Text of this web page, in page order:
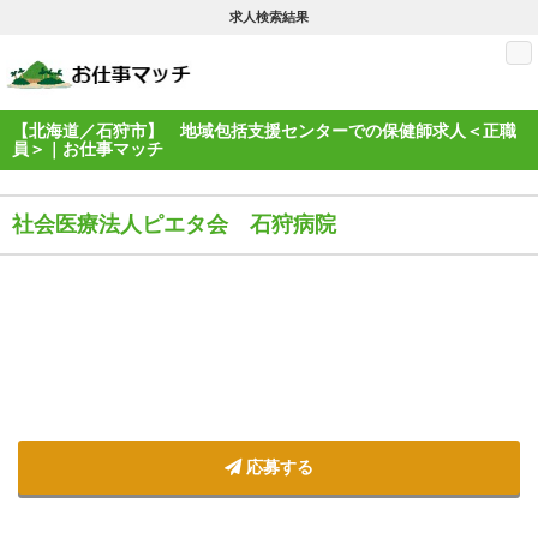
求人検索結果
【北海道／石狩市】 地域包括支援センターでの保健師求人＜正職
員＞｜お仕事マッチ
社会医療法人ピエタ会 石狩病院
応募する